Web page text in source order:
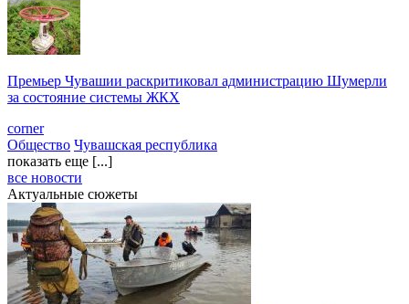
Премьер Чувашии раскритиковал администрацию Шумерли
за состояние системы ЖКХ
corner
Общество Чувашская республика
показать еще [...]
все новости
Актуальные сюжеты